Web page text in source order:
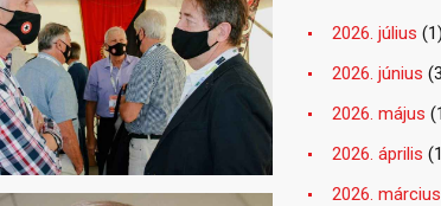
2026. július (1)
2026. június
2026. május
2026. április
2026. március